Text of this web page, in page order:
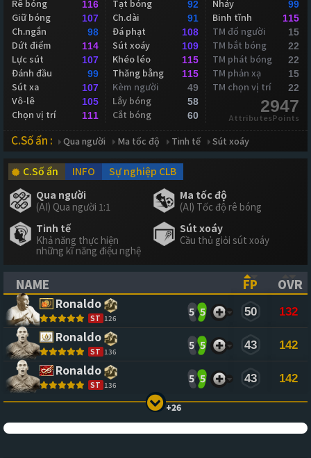
Rê bóng 116
Giữ bóng 107
Ch.ngắn 98
Dứt điểm 114
Lực sút 107
Đánh đầu 99
Sút xa 107
Vô-lê 105
Chọn vị trí 111
Tạt bóng 92
Ch.dài 91
Đá phạt 108
Sút xoáy 109
Khéo léo 115
Thăng bằng 115
Kèm người 49
Lắy bóng 58
Cắt bóng 60
Nhảy 99
Binh tĩnh 115
TM đổ người 15
TM bắt bóng 22
TM phát bóng 22
TM phản xạ 15
TM chọn vị trí 22
2947
AttributesPoints
C.Số ẩn : Qua người Ma tốc độ Tinh tế Sút xoáy
C.Số ẩn INFO
Sự nghiệp CLB
Qua người
(AI) Qua người 1:1
Ma tốc độ
(AI) Tốc độ rê bóng
Tinh tế
Khả năng thực hiện
những kĩ năng điệu nghệ
Sút xoáy
Cầu thủ giỏi sút xoáy
NAME
(CLICK TO SORT ASCENDING)
FP
OVR
Ronaldo
ST 126
5 5 50 132
Ronaldo
ST 136
5 5 43 142
Ronaldo
ST 136
5 5 43 142
+26